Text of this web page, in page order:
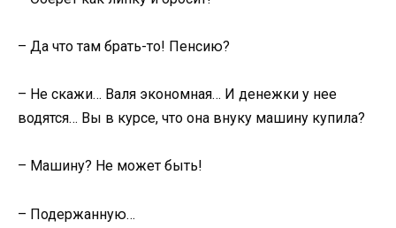
– Да что там брать-то! Пенсию?
– Не скажи… Валя экономная… И денежки у нее
водятся… Вы в курсе, что она внуку машину купила?
– Машину? Не может быть!
– Подержанную…